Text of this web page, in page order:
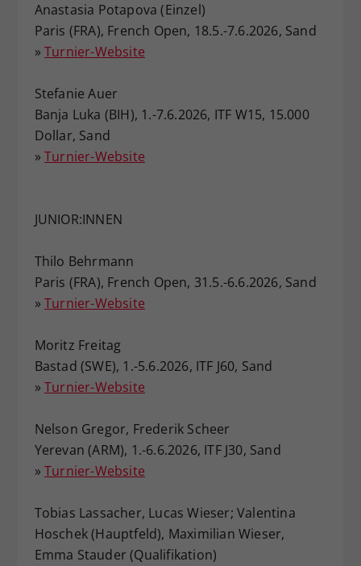
Anastasia Potapova (Einzel)
Paris (FRA), French Open, 18.5.-7.6.2026, Sand
» Turnier-Website
Stefanie Auer
Banja Luka (BIH), 1.-7.6.2026, ITF W15, 15.000
Dollar, Sand
» Turnier-Website
JUNIOR:INNEN
Thilo Behrmann
Paris (FRA), French Open, 31.5.-6.6.2026, Sand
» Turnier-Website
Moritz Freitag
Bastad (SWE), 1.-5.6.2026, ITF J60, Sand
» Turnier-Website
Nelson Gregor, Frederik Scheer
Yerevan (ARM), 1.-6.6.2026, ITF J30, Sand
» Turnier-Website
Tobias Lassacher, Lucas Wieser; Valentina
Hoschek (Hauptfeld), Maximilian Wieser,
Emma Stauder (Qualifikation)